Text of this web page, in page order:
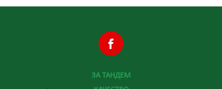
ЗА ТАНДЕМ